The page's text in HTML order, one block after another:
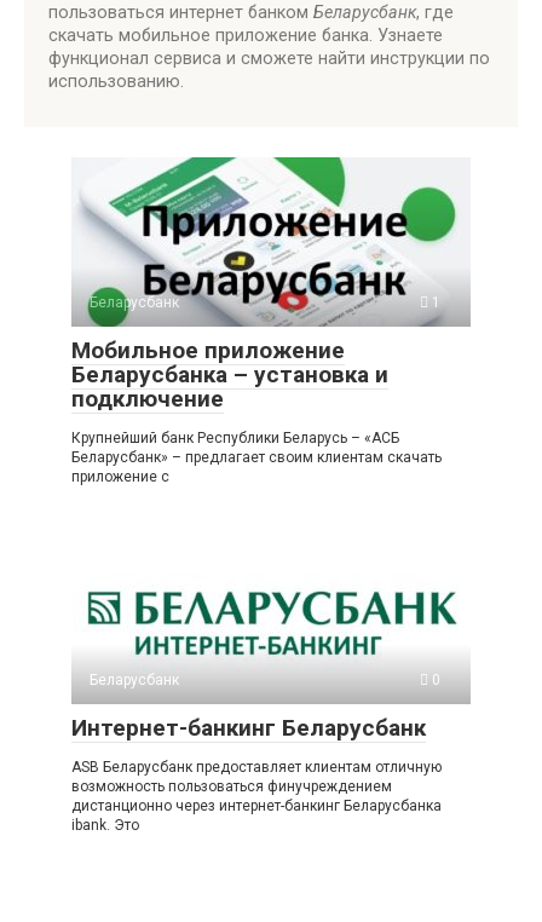
пользоваться интернет банком Беларусбанк, где
скачать мобильное приложение банка. Узнаете
функционал сервиса и сможете найти инструкции по
использованию.
Беларусбанк 1
Мобильное приложение
Беларусбанка – установка и
подключение
Крупнейший банк Республики Беларусь – «АСБ
Беларусбанк» – предлагает своим клиентам скачать
приложение с
Беларусбанк 0
Интернет-банкинг Беларусбанк
ASB Беларусбанк предоставляет клиентам отличную
возможность пользоваться финучреждением
дистанционно через интернет-банкинг Беларусбанка
ibank. Это